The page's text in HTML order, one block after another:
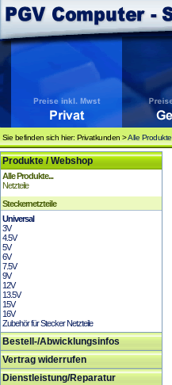
Sie befinden sich hier: Privatkunden >Alle Produkte
Produkte / Webshop
Alle Produkte...
Netzteile
Steckernetzteile
Universal
3V
4.5V
5V
6V
7.5V
9V
12V
13.5V
15V
16V
Zubehör für Stecker Netzteile
Bestell-/Abwicklungsinfos
Vertrag widerrufen
Dienstleistung/Reparatur